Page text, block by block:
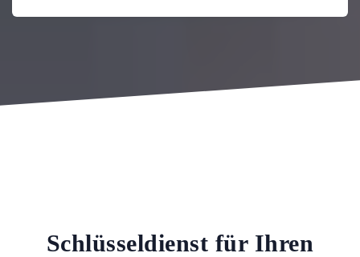
Schlüsseldienst für Ihren